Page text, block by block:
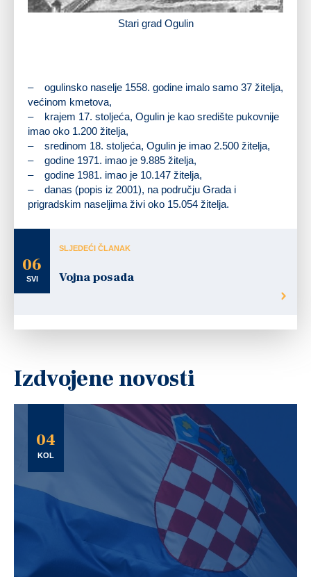
Stari grad Ogulin
– ogulinsko naselje 1558. godine imalo samo 37 žitelja,
većinom kmetova,
– krajem 17. stoljeća, Ogulin je kao središte pukovnije
imao oko 1.200 žitelja,
– sredinom 18. stoljeća, Ogulin je imao 2.500 žitelja,
– godine 1971. imao je 9.885 žitelja,
– godine 1981. imao je 10.147 žitelja,
– danas (popis iz 2001), na području Grada i
prigradskim naseljima živi oko 15.054 žitelja.
06
SVI
SLJEDEĆI ČLANAK
Vojna posada
Izdvojene novosti
04
KOL